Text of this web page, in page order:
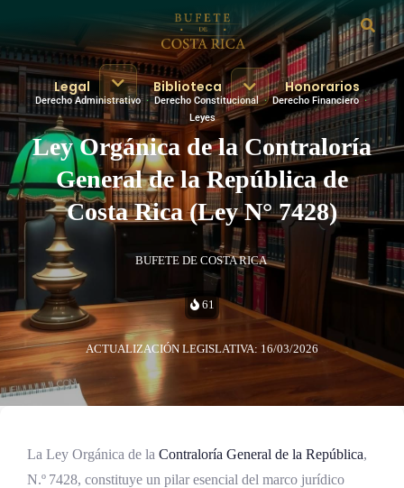
Legal Biblioteca Honorarios
Derecho Administrativo·Derecho Constitucional·Derecho Financiero·
Leyes
Ley Orgánica de la Contraloría
General de la República de
Costa Rica (Ley N° 7428)
BUFETE DE COSTA RICA
61
ACTUALIZACIÓN LEGISLATIVA: 16/03/2026
La Ley Orgánica de la Contraloría General de la República,
N.º 7428, constituye un pilar esencial del marco jurídico